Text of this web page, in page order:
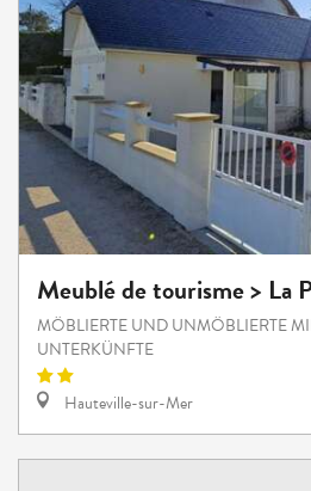
Meublé de tourisme > La
MÖBLIERTE UND UNMÖBLIERTE
UNTERKÜNFTE
Hauteville-sur-Mer